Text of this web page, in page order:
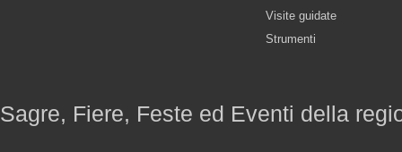
Visite guidate
Strumenti
Sagre, Fiere, Feste ed Eventi della